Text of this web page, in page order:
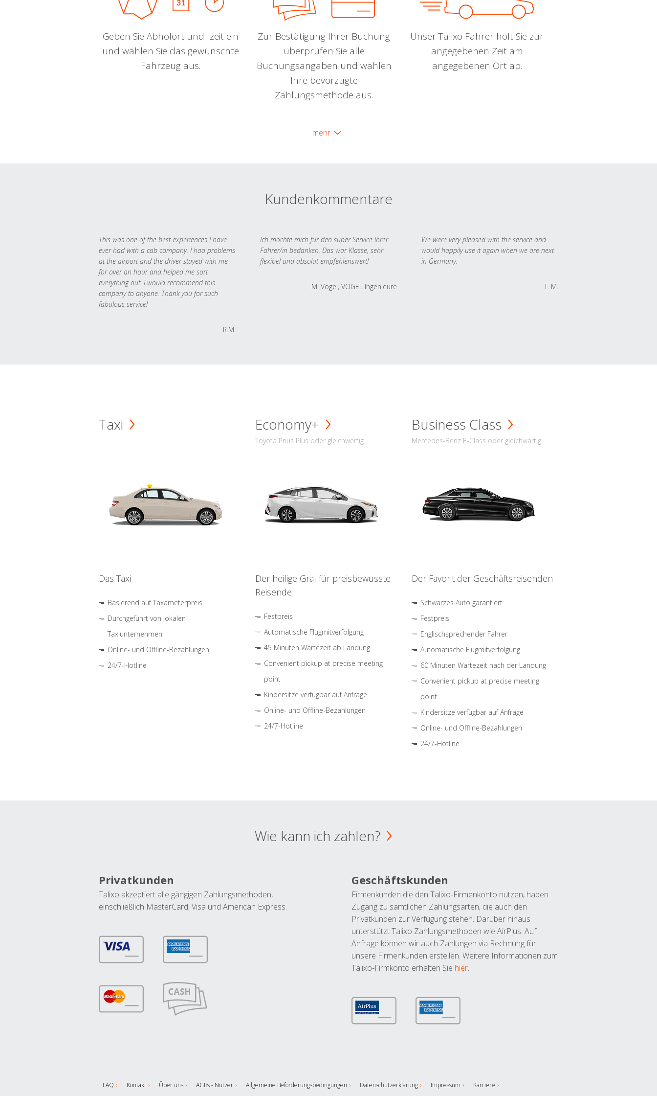
Geben Sie Abholort und -zeit ein
und wählen Sie das gewünschte
Fahrzeug aus.
Zur Bestätigung Ihrer Buchung
überprüfen Sie alle
Buchungsangaben und wählen
Ihre bevorzugte
Zahlungsmethode aus.
Unser Talixo Fahrer holt Sie zur
angegebenen Zeit am
angegebenen Ort ab.
mehr
Kundenkommentare
This was one of the best experiences I have
ever had with a cab company. I had problems
at the airport and the driver stayed with me
for over an hour and helped me sort
everything out. I would recommend this
company to anyone. Thank you for such
fabulous service!
R.M.
Ich möchte mich für den super Service Ihrer
Fahrer/in bedanken. Das war Klasse, sehr
flexibel und absolut empfehlenswert!
M. Vogel, VOGEL Ingenieure
We were very pleased with the service and
would happily use it again when we are next
in Germany.
T. M.
Taxi
Das Taxi
Basierend auf Taxameterpreis
Durchgeführt von lokalen
Taxiunternehmen
Online- und Offline-Bezahlungen
24/7-Hotline
Economy+
Toyota Prius Plus oder gleichwertig
Der heilige Gral für preisbewusste
Reisende
Festpreis
Automatische Flugmitverfolgung
45 Minuten Wartezeit ab Landung
Convenient pickup at precise meeting
point
Kindersitze verfügbar auf Anfrage
Online- und Offline-Bezahlungen
24/7-Hotline
Business Class
Mercedes-Benz E-Class oder gleichwärtig
Der Favorit der Geschäftsreisenden
Schwarzes Auto garantiert
Festpreis
Englischsprechender Fahrer
Automatische Flugmitverfolgung
60 Minuten Wartezeit nach der Landung
Convenient pickup at precise meeting
point
Kindersitze verfügbar auf Anfrage
Online- und Offline-Bezahlungen
24/7-Hotline
Wie kann ich zahlen?
Privatkunden
Talixo akzeptiert alle gängigen Zahlungsmethoden,
einschließlich MasterCard, Visa und American Express.
Geschäftskunden
Firmenkunden die den Talixo-Firmenkonto nutzen, haben
Zugang zu sämtlichen Zahlungsarten, die auch den
Privatkunden zur Verfügung stehen. Darüber hinaus
unterstützt Talixo Zahlungsmethoden wie AirPlus. Auf
Anfrage können wir auch Zahlungen via Rechnung für
unsere Firmenkunden erstellen. Weitere Informationen zum
Talixo-Firmkonto erhalten Sie hier.
FAQ Kontakt Über uns AGBs - Nutzer Allgemeine Beförderungsbedingungen Datenschutzerklärung Impressum Karriere